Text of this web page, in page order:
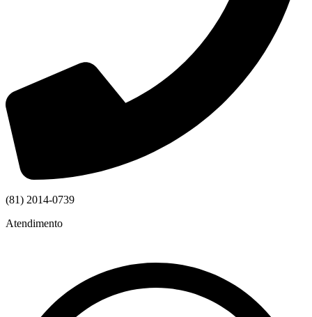
(81) 2014-0739
Atendimento